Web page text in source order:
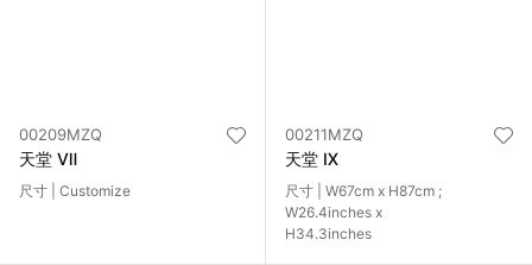
00209MZQ
天堂 Ⅶ
尺寸 | Customize
00211MZQ
天堂 Ⅸ
尺寸 | W67cm x H87cm ;
W26.4inches x
H34.3inches